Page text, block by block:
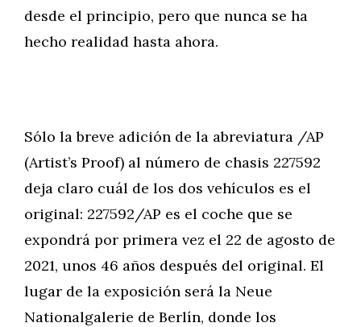
desde el principio, pero que nunca se ha
hecho realidad hasta ahora.
Sólo la breve adición de la abreviatura /AP
(Artist’s Proof) al número de chasis 227592
deja claro cuál de los dos vehículos es el
original: 227592/AP es el coche que se
expondrá por primera vez el 22 de agosto de
2021, unos 46 años después del original. El
lugar de la exposición será la Neue
Nationalgalerie de Berlín, donde los